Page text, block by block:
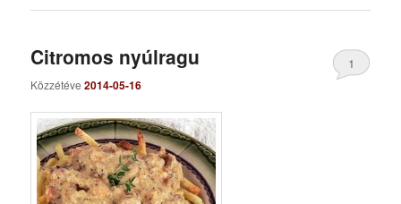
Citromos nyúlragu
Közzétéve2014-05-16
1